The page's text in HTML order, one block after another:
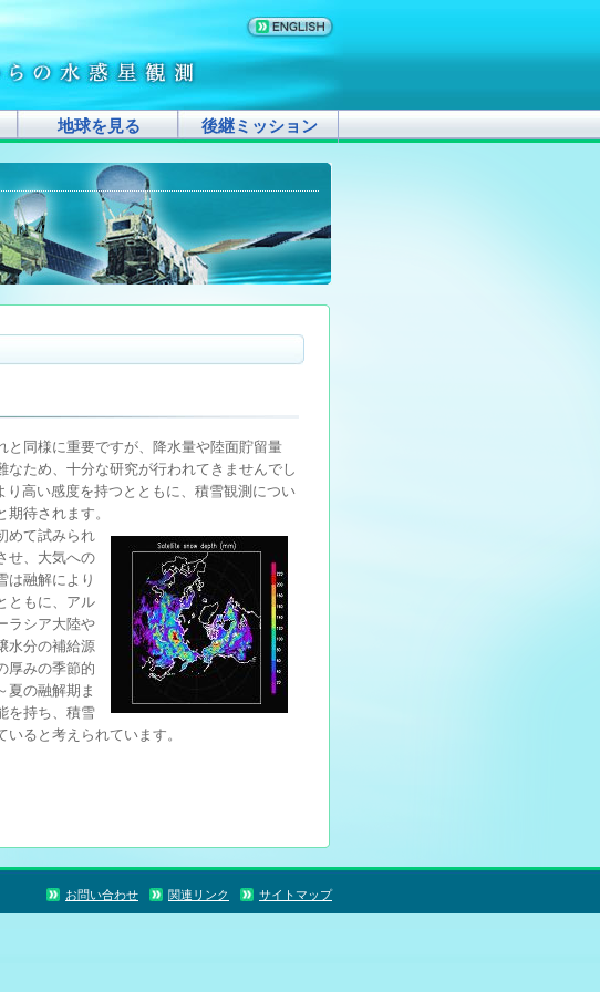
地球を見る 後継ミッション
と同様に重要ですが、降水量や陸面貯留量
なため、十分な研究が行われてきませんでし
高い感度を持つとともに、積雪観測につい
待されます。
めて試みられ
せ、大気への
は融解により
ともに、アル
ラシア大陸や
水分の補給源
厚みの季節的
夏の融解期ま
を持ち、積雪
ると考えられています。
お問い合わせ 関連リンク サイトマップ